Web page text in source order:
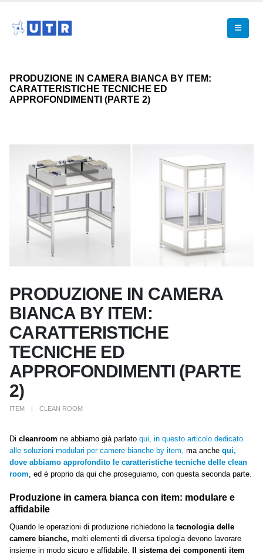
PRODUZIONE IN CAMERA BIANCA BY ITEM:
CARATTERISTICHE TECNICHE ED
APPROFONDIMENTI (PARTE 2)
PRODUZIONE IN CAMERA
BIANCA BY ITEM:
CARATTERISTICHE
TECNICHE ED
APPROFONDIMENTI (PARTE
2)
ITEM CLEAN ROOM
Di cleanroom ne abbiamo già parlato qui, in questo articolo dedicato
alle soluzioni modulari per camere bianche by item, ma anche qui,
dove abbiamo approfondito le caratteristiche tecniche delle clean
room, ed è proprio da qui che proseguiamo, con questa seconda parte.
Produzione in camera bianca con item: modulare e
affidabile
Quando le operazioni di produzione richiedono latecnologia delle
camere bianche, molti elementi di diversa tipologia devono lavorare
insieme in modo sicuro e affidabile. Il sistema dei componenti item